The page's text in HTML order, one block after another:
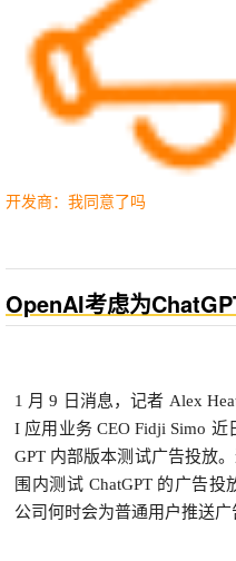
开发商：我同意了吗
OpenAI考虑为
1 月 9 日消息，记者 Alex
I 应用业务 CEO Fidji Simo
GPT 内部版本测试广告投放
围内测试 ChatGPT 的广告
公司何时会为普通用户推送广